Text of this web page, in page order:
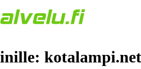
kotalampi.net